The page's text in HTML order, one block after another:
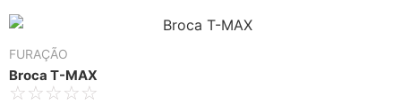
FURAÇÃO
Broca T-MAX
☆☆☆☆☆